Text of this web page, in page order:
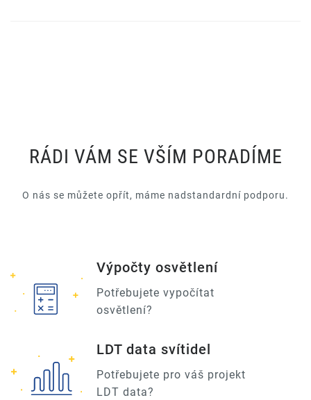
RÁDI VÁM SE VŠÍM PORADÍME
O nás se můžete opřít, máme nadstandardní podporu.
Výpočty osvětlení
Potřebujete vypočítat
osvětlení?
LDT data svítidel
Potřebujete pro váš projekt
LDT data?